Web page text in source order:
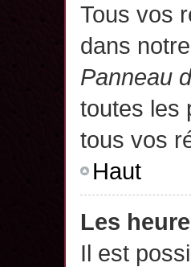
Tous vos
dans
Panneau
toutes les
tous vos
Haut
Les
Il est